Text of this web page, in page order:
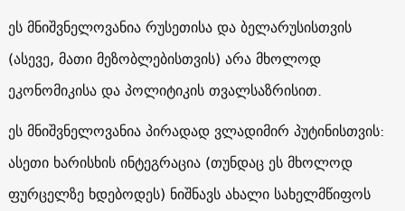
ეს მნიშვნელოვანია რუსეთისა და ბელარუსისთვის
(ასევე, მათი მეზობლებისთვის) არა მხოლოდ
ეკონომიკისა და პოლიტიკის თვალსაზრისით.
ეს მნიშვნელოვანია პირადად ვლადიმირ პუტინისთვის:
ასეთი ხარისხის ინტეგრაცია (თუნდაც ეს მხოლოდ
ფურცელზე ხდებოდეს) ნიშნავს ახალი სახელმწიფოს